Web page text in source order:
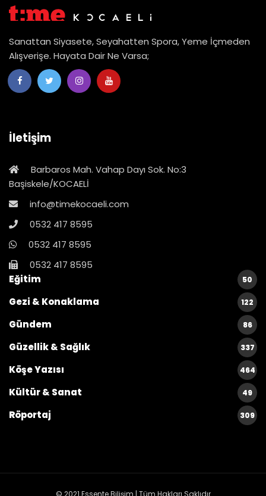
Sanattan Siyasete, Seyahatten Spora, Yeme İçmeden
Alışverişe. Hayata Dair Ne Varsa;
İletişim
Barbaros Mah. Vahap Dayı Sok. No:3
Başiskele/KOCAELİ
info@timekocaeli.com
0532 417 8595
0532 417 8595
0532 417 8595
Eğitim
50
Gezi & Konaklama 122
Gündem 86
Güzellik & Sağlık 337
Köşe Yazısı 464
Kültür & Sanat 49
Röportaj 309
© 2021 Essente Bilişim | Tüm Hakları Saklıdır